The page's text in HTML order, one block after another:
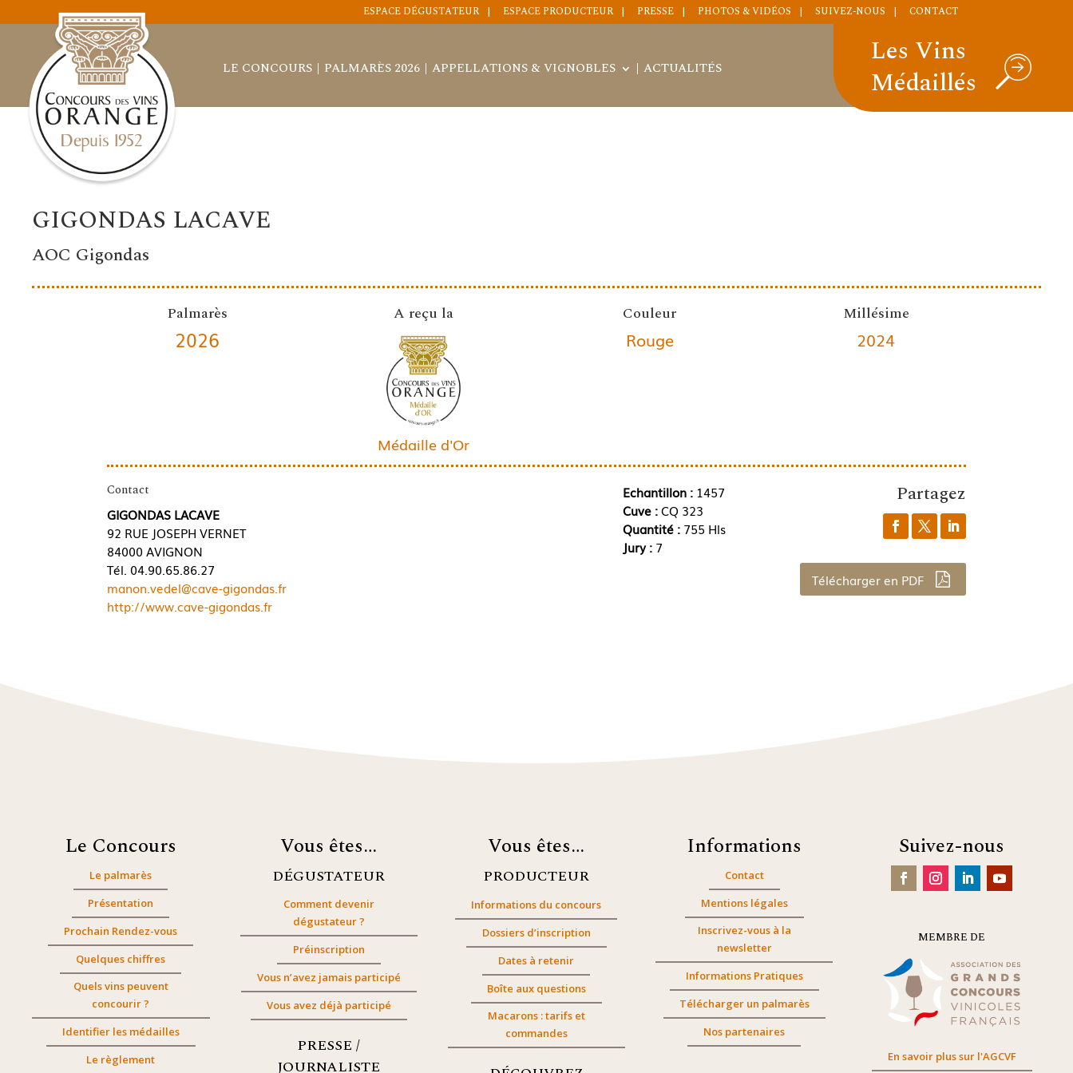
ESPACE DÉGUSTATEUR ESPACE PRODUCTEUR PRESSE PHOTOS & VIDÉOS SUIVEZ-NOUS CONTACT
LE CONCOURS PALMARÈS 2026 APPELLATIONS & VIGNOBLES ACTUALITÉS
Les Vins
Médaillés
GIGONDAS LACAVE
AOC Gigondas
Palmarès
2026
A reçu la
Médaille d'Or
Couleur
Rouge
Millésime
2024
Contact
GIGONDAS LACAVE
92 RUE JOSEPH VERNET
84000 AVIGNON
Tél. 04.90.65.86.27
manon.vedel@cave-gigondas.fr
http://www.cave-gigondas.fr
Echantillon :1457
Cuve :CQ 323
Quantité : 755 Hls
Jury : 7
Partagez
Télécharger en PDF
Le Concours
Le palmarès
Présentation
Prochain Rendez-vous
Quelques chiffres
Quels vins peuvent
concourir ?
Identifier les médailles
Le règlement
Vous êtes…
DÉGUSTATEUR
Comment devenir
dégustateur ?
Préinscription
Vous n’avez jamais participé
Vous avez déjà participé
PRESSE /
JOURNALISTE
Vous êtes…
PRODUCTEUR
Informations du concours
Dossiers d’inscription
Dates à retenir
Boîte aux questions
Macarons : tarifs et
commandes
Informations
Contact
Mentions légales
Inscrivez-vous à la
newsletter
Informations Pratiques
Télécharger un palmarès
Nos partenaires
Suivez-nous
MEMBRE DE
En savoir plus sur l'AGCVF